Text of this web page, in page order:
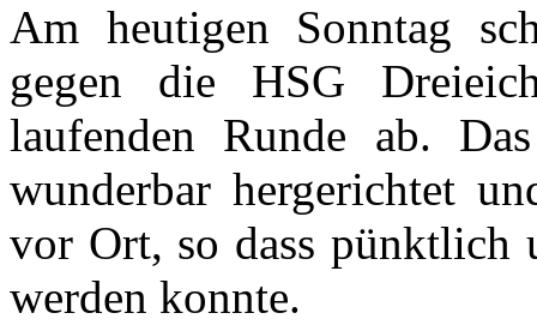
Am heutigen Sonntag
gegen die HSG
laufenden Runde ab.
wunderbar hergerichtet
vor Ort, so dass pünktlich
werden konnte.